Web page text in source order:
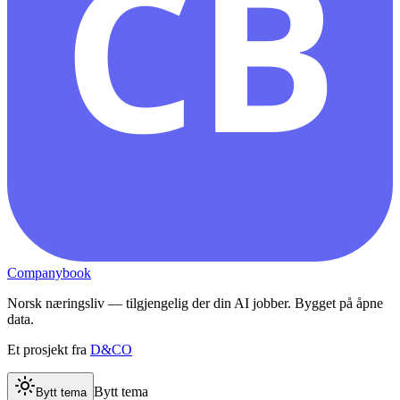
Companybook
Norsk næringsliv — tilgjengelig der din AI jobber. Bygget på åpne
data.
Et prosjekt fra D&CO
Bytt tema Bytt tema